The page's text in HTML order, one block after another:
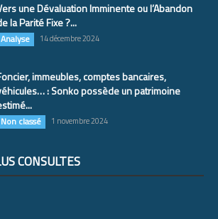
une Dévaluation Imminente ou l’Abandon
la Parité Fixe ?...
Analyse 14 décembre 2024
immeubles, comptes bancaires,
: Sonko possède un patrimoine
Non classé 1 novembre 2024
CONSULTÉS